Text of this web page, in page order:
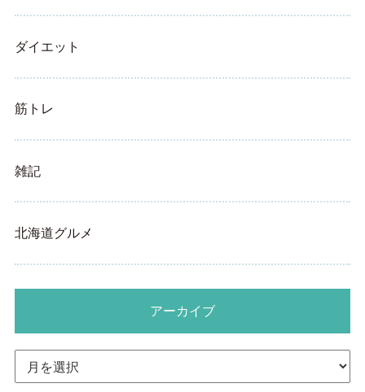
ダイエット
筋トレ
雑記
北海道グルメ
アーカイブ
カ